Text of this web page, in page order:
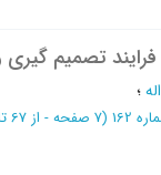
تصمیم گیری
؛
(‎7 صفحه - از 67 تا 73